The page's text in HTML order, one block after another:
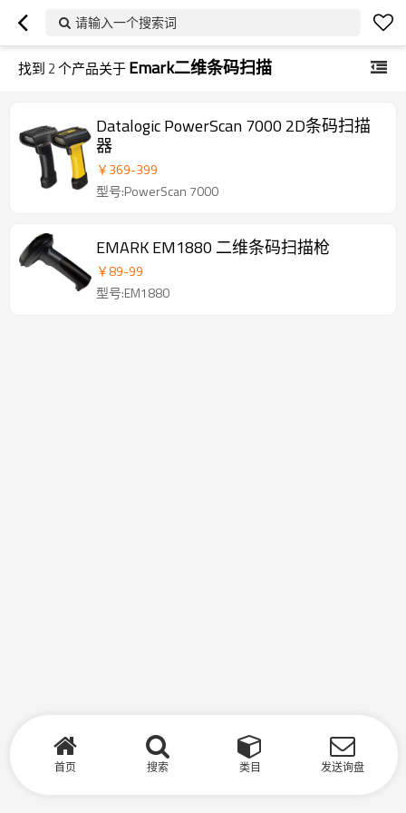
请输入一个搜索词
找到 2个产品关于Emark二维条码扫描
D​a​t​a​l​o​g​i​c​ ​P​o​w​e​r​S​c​a​n​ ​7​0​0​0​ ​2​D条码​扫​描​
器
￥369-399
型号:P​o​w​e​r​S​c​a​n​ ​7​0​0​0
EMARK EM1880 二维条码扫描枪
￥89-99
型号:EM1880
首页 搜索 类目 发送询盘